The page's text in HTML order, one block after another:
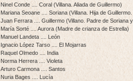
Ninel Conde .... Coral (Villana. Aliada de Guillermo)
Mariana Seoane .... Soriana (Villana. Hija de
Juan Ferrara .... Guillermo (Villano. Padre de Soriana
María Sorté .... Aurora (Madre de crianza de Estrella)
Manuel Landeta .... León
Ignacio López Tarso .... El Mojarras
Raquel Olmedo .... India
Norma Herrera .... Violeta
Arturo Carmona .... Santos
Nuria Bages .... Lucía